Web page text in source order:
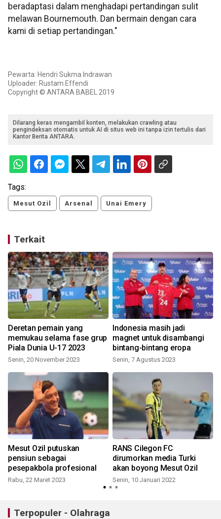
beradaptasi dalam menghadapi pertandingan sulit
melawan Bournemouth. Dan bermain dengan cara
kami di setiap pertandingan."
Pewarta: Hendri Sukma Indrawan
Uploader: Rustam Effendi
Copyright © ANTARA BABEL 2019
Dilarang keras mengambil konten, melakukan crawling atau
pengindeksan otomatis untuk AI di situs web ini tanpa izin tertulis dari
Kantor Berita ANTARA.
Tags:
Mesut Ozil Arsenal Unai Emery
Terkait
Deretan pemain yang
memukau selama fase grup
Piala Dunia U-17 2023
Senin, 20 November 2023
Indonesia masih jadi
magnet untuk disambangi
bintang-bintang eropa
Senin, 7 Agustus 2023
Mesut Ozil putuskan
pensiun sebagai
pesepakbola profesional
Rabu, 22 Maret 2023
RANS Cilegon FC
dirumorkan media Turki
akan boyong Mesut Ozil
Senin, 10 Januari 2022
Terpopuler - Olahraga